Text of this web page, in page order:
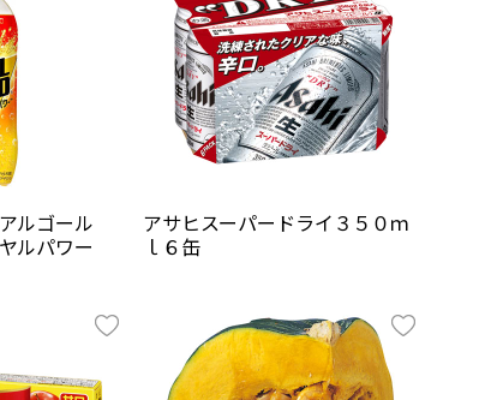
ルゴール
ルパワー
アサヒスーパードライ３５０ｍ
ｌ６缶